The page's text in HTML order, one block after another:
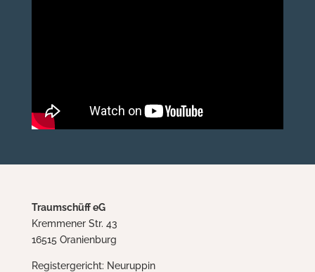
Traumschüff eG
Kremmener Str. 43
16515 Oranienburg
Registergericht: Neuruppin